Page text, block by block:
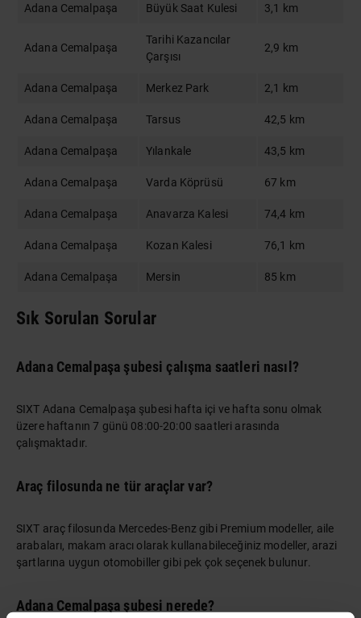
Adana Cemalpaşa Büyük Saat Kulesi 3,1 km
Adana Cemalpaşa
Tarihi Kazancılar
Çarşısı
2,9 km
Adana Cemalpaşa Merkez Park 2,1 km
Adana Cemalpaşa Tarsus 42,5 km
Adana Cemalpaşa Yılankale 43,5 km
Adana Cemalpaşa Varda Köprüsü 67 km
Adana Cemalpaşa Anavarza Kalesi 74,4 km
Adana Cemalpaşa Kozan Kalesi 76,1 km
Adana Cemalpaşa Mersin 85 km
Sık Sorulan Sorular
Adana Cemalpaşa şubesi çalışma saatleri nasıl?
SIXT Adana Cemalpaşa şubesi hafta içi ve hafta sonu olmak
üzere haftanın 7 günü 08:00-20:00 saatleri arasında
çalışmaktadır.
Araç filosunda ne tür araçlar var?
SIXT araç filosunda Mercedes-Benz gibi Premium modeller, aile
arabaları, makam aracı olarak kullanabileceğiniz modeller, arazi
şartlarına uygun otomobiller gibi pek çok seçenek bulunur.
Adana Cemalpaşa şubesi nerede?